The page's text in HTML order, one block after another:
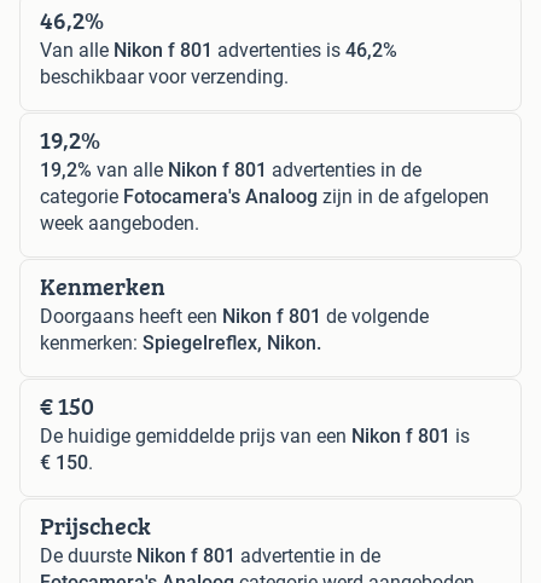
46,2%
Van alle Nikon f 801 advertenties is 46,2%
beschikbaar voor verzending.
19,2%
19,2% van alle Nikon f 801 advertenties in de
categorie Fotocamera's Analoog zijn in de afgelopen
week aangeboden.
Kenmerken
Doorgaans heeft een Nikon f 801 de volgende
kenmerken: Spiegelreflex, Nikon.
€ 150
De huidige gemiddelde prijs van een Nikon f 801 is
€ 150.
Prijscheck
De duurste Nikon f 801 advertentie in de